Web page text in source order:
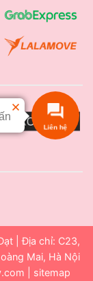
| Địa chỉ: C23,
Mai, Hà Nội
sitemap
Liên hệ